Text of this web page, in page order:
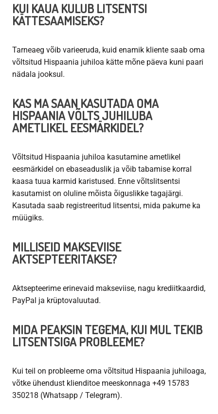
KUI KAUA KULUB LITSENTSI
KÄTTESAAMISEKS?
Tarneaeg võib varieeruda, kuid enamik kliente saab oma
võltsitud Hispaania juhiloa kätte mõne päeva kuni paari
nädala jooksul.
KAS MA SAAN KASUTADA OMA
HISPAANIA VÕLTS JUHILUBA
AMETLIKEL EESMÄRKIDEL?
Võltsitud Hispaania juhiloa kasutamine ametlikel
eesmärkidel on ebaseaduslik ja võib tabamise korral
kaasa tuua karmid karistused. Enne võltslitsentsi
kasutamist on oluline mõista õiguslikke tagajärgi.
Kasutada saab registreeritud litsentsi, mida pakume ka
müügiks.
MILLISEID MAKSEVIISE
AKTSEPTEERITAKSE?
Aktsepteerime erinevaid makseviise, nagu krediitkaardid,
PayPal ja krüptovaluutad.
MIDA PEAKSIN TEGEMA, KUI MUL TEKIB
LITSENTSIGA PROBLEEME?
Kui teil on probleeme oma võltsitud Hispaania juhiloaga,
võtke ühendust klienditoe meeskonnaga +49 15783
350218 (Whatsapp / Telegram).